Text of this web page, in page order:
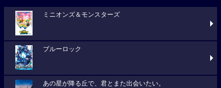
ミニオンズ＆モンスターズ
ブルーロック
あの星が降る丘で、君とまた出会いたい。